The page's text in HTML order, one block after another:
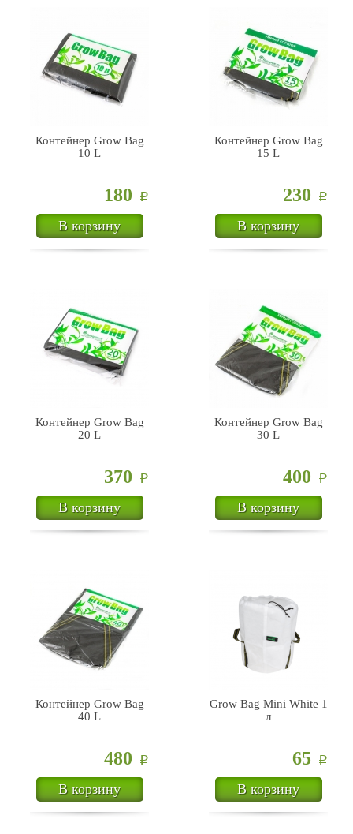
Контейнер Grow Bag
10 L
180 Р
В корзину
Контейнер Grow Bag
15 L
230 Р
В корзину
Контейнер Grow Bag
20 L
370 Р
В корзину
Контейнер Grow Bag
30 L
400 Р
В корзину
Контейнер Grow Bag
40 L
480 Р
В корзину
Grow Bag Mini White 1
л
65 Р
В корзину